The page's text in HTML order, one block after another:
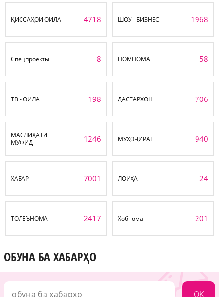
ҚИССАҲОИ ОИЛА 4718 ШОУ - БИЗНЕС 1968
Спецпроекты 8 НОМНОМА 58
ТВ - ОИЛА 198 ДАСТАРХОН 706
МАСЛИҲАТИ
МУФИД
1246 МУҲОҶИРАТ 940
ХАБАР 7001 ЛОИҲА 24
ТОЛЕЪНОМА 2417 Хобнома 201
ОБУНА БА ХАБАРҲО
OK